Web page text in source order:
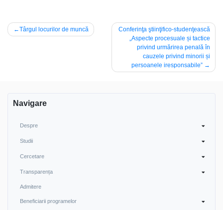
PostTârgul locurilor de muncă
Conferinţa ştiinţifico-studenţească
„Aspecte procesuale și tactice
privind urmărirea penală în
cauzele privind minorii și
persoanele iresponsabile”
Navigare
Despre
Studii
Cercetare
Transparența
Admitere
Beneficiarii programelor